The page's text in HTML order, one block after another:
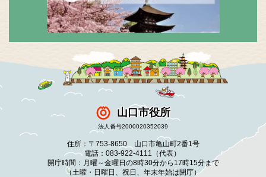
山口市役所
法人番号2000020352039
住所：〒753-8650 山口市亀山町2番1号
電話：083-922-4111（代表）
開庁時間：月曜～金曜日の8時30分から17時15分まで
（土曜・日曜日、祝日、年末年始は閉庁）